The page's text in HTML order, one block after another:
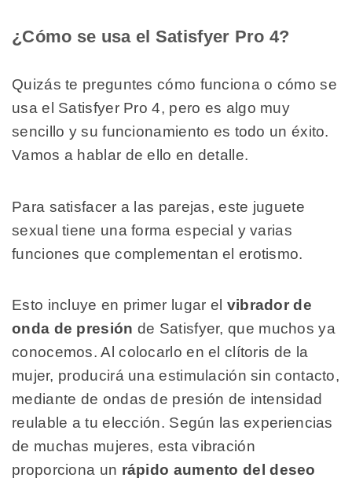
¿Cómo se usa el Satisfyer Pro 4?
Quizás te preguntes cómo funciona o cómo se
usa el Satisfyer Pro 4, pero es algo muy
sencillo y su funcionamiento es todo un éxito.
Vamos a hablar de ello en detalle.
Para satisfacer a las parejas, este juguete
sexual tiene una forma especial y varias
funciones que complementan el erotismo.
Esto incluye en primer lugar el vibrador de
onda de presión de Satisfyer, que muchos ya
conocemos. Al colocarlo en el clítoris de la
mujer, producirá una estimulación sin contacto,
mediante de ondas de presión de intensidad
reulable a tu elección. Según las experiencias
de muchas mujeres, esta vibración
proporciona un rápido aumento del deseo